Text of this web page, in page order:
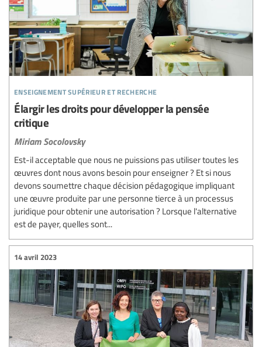
enseignement supérieur et recherche
Élargir les droits pour développer la pensée
critique
Miriam Socolovsky
Est-il acceptable que nous ne puissions pas utiliser toutes les
œuvres dont nous avons besoin pour enseigner ? Et si nous
devons soumettre chaque décision pédagogique impliquant
une œuvre produite par une personne tierce à un processus
juridique pour obtenir une autorisation ? Lorsque l'alternative
est de payer, quelles sont...
14 avril 2023